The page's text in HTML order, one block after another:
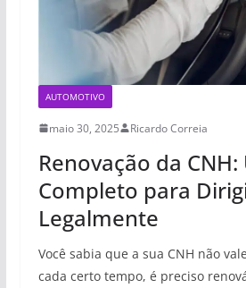
AUTOMOTIVO
maio 30, 2025 Ricardo Correia
Renovação da CNH:
Completo para
Legalmente
Você sabia que a sua CNH não
cada certo tempo, é preciso